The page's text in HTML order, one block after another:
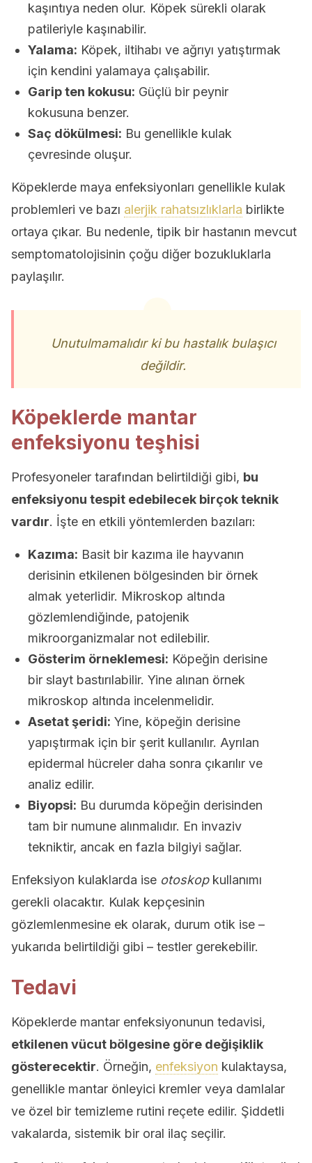
kaşıntıya neden olur. Köpek sürekli olarak
patileriyle kaşınabilir.
Yalama: Köpek, iltihabı ve ağrıyı yatıştırmak
için kendini yalamaya çalışabilir.
Garip ten kokusu: Güçlü bir peynir
kokusuna benzer.
Saç dökülmesi: Bu genellikle kulak
çevresinde oluşur.
Köpeklerde maya enfeksiyonları genellikle kulak
problemleri ve bazı alerjik rahatsızlıklarla birlikte
ortaya çıkar. Bu nedenle, tipik bir hastanın mevcut
semptomatolojisinin çoğu diğer bozukluklarla
paylaşılır.
Unutulmamalıdır ki bu hastalık bulaşıcı
değildir.
Köpeklerde mantar
enfeksiyonu teşhisi
Profesyoneler tarafından belirtildiği gibi, bu
enfeksiyonu tespit edebilecek birçok teknik
vardır. İşte en etkili yöntemlerden bazıları:
Kazıma: Basit bir kazıma ile hayvanın
derisinin etkilenen bölgesinden bir örnek
almak yeterlidir. Mikroskop altında
gözlemlendiğinde, patojenik
mikroorganizmalar not edilebilir.
Gösterim örneklemesi: Köpeğin derisine
bir slayt bastırılabilir. Yine alınan örnek
mikroskop altında incelenmelidir.
Asetat şeridi: Yine, köpeğin derisine
yapıştırmak için bir şerit kullanılır. Ayrılan
epidermal hücreler daha sonra çıkarılır ve
analiz edilir.
Biyopsi: Bu durumda köpeğin derisinden
tam bir numune alınmalıdır. En invaziv
tekniktir, ancak en fazla bilgiyi sağlar.
Enfeksiyon kulaklarda ise otoskopkullanımı
gerekli olacaktır. Kulak kepçesinin
gözlemlenmesine ek olarak, durum otik ise –
yukarıda belirtildiği gibi – testler gerekebilir.
Tedavi
Köpeklerde mantar enfeksiyonunun tedavisi,
etkilenen vücut bölgesine göre değişiklik
gösterecektir. Örneğin, enfeksiyon kulaktaysa,
genellikle mantar önleyici kremler veya damlalar
ve özel bir temizleme rutini reçete edilir. Şiddetli
vakalarda, sistemik bir oral ilaç seçilir.